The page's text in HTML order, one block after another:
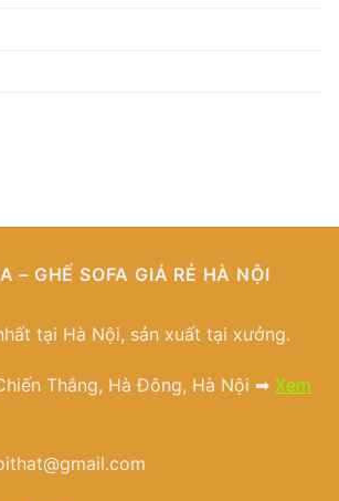
– GHẾ SOFA GIÁ RẺ HÀ NỘI
tại Hà Nội, sản xuất tại xưởng.
Thắng, Hà Đông, Hà Nội ➡ Xem